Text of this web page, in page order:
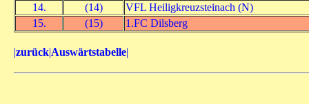
14.
(14) VFL Heiligkreuzsteinach (N)
15.
(15) 1.FC Dilsberg
|zurück|Auswärtstabelle|